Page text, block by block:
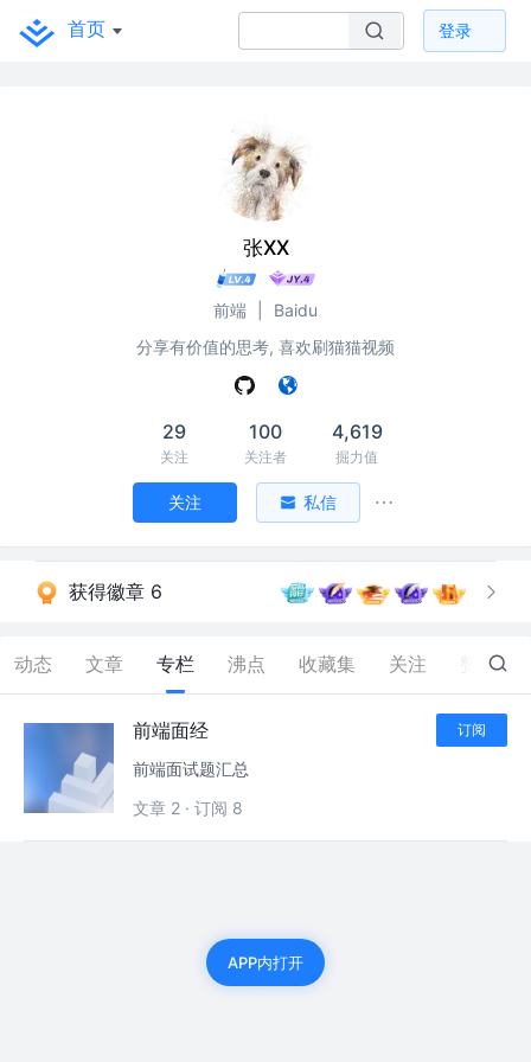
首页 登录
张XX
前端
Baidu
分享有价值的思考, 喜欢刷猫猫视频
29
关注
100
关注者
4,619
掘力值
关注 私信
获得徽章 6
动态 文章 专栏 沸点 收藏集 关注 59
前端面经 订阅
前端面试题汇总
文章 2 · 订阅 8
APP内打开